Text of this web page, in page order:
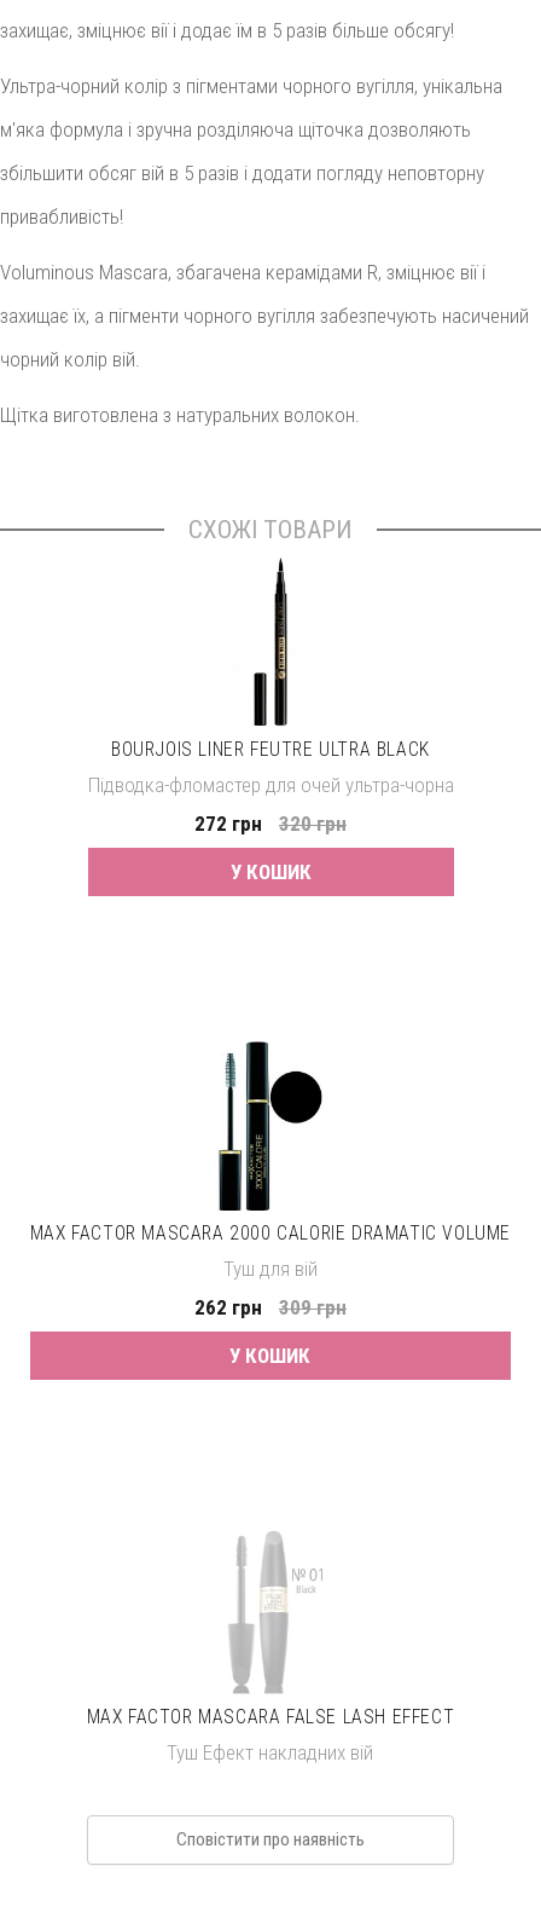
захищає, зміцнює вії і додає їм в 5 разів більше обсягу!
Ультра-чорний колір з пігментами чорного вугілля, унікальна
м'яка формула і зручна розділяюча щіточка дозволяють
збільшити обсяг вій в 5 разів і додати погляду неповторну
привабливість!
Voluminous Mascara, збагачена керамідами R, зміцнює вії і
захищає їх, а пігменти чорного вугілля забезпечують насичений
чорний колір вій.
Щітка виготовлена ​​з натуральних волокон.
СХОЖІ ТОВАРИ
BOURJOIS LINER FEUTRE ULTRA BLACK
Підводка-фломастер для очей ультра-чорна
272 грн
320 грн
У КОШИК
MAX FACTOR MASCARA 2000 CALORIE DRAMATIC VOLUME
Туш для вій
262 грн
309 грн
У КОШИК
MAX FACTOR MASCARA FALSE LASH EFFECT
Туш Ефект накладних вій
Сповістити про наявність